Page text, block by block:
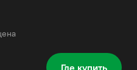
Где купить